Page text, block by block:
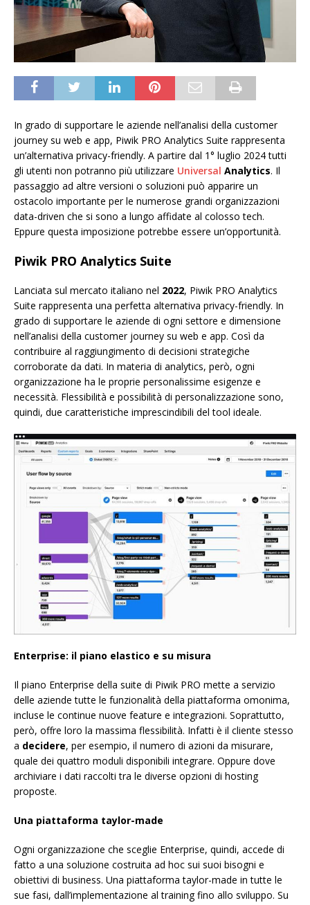
In grado di supportare le aziende nell’analisi della customer
journey su web e app, Piwik PRO Analytics Suite rappresenta
un’alternativa privacy-friendly. A partire dal 1° luglio 2024 tutti
gli utenti non potranno più utilizzare Universal Analytics. Il
passaggio ad altre versioni o soluzioni può apparire un
ostacolo importante per le numerose grandi organizzazioni
data-driven che si sono a lungo affidate al colosso tech.
Eppure questa imposizione potrebbe essere un’opportunità.
Piwik PRO Analytics Suite
Lanciata sul mercato italiano nel 2022, Piwik PRO Analytics
Suite rappresenta una perfetta alternativa privacy-friendly. In
grado di supportare le aziende di ogni settore e dimensione
nell’analisi della customer journey su web e app. Così da
contribuire al raggiungimento di decisioni strategiche
corroborate da dati. In materia di analytics, però, ogni
organizzazione ha le proprie personalissime esigenze e
necessità. Flessibilità e possibilità di personalizzazione sono,
quindi, due caratteristiche imprescindibili del tool ideale.
Enterprise: il piano elastico e su misura
Il piano Enterprise della suite di Piwik PRO mette a servizio
delle aziende tutte le funzionalità della piattaforma omonima,
incluse le continue nuove feature e integrazioni. Soprattutto,
però, offre loro la massima flessibilità. Infatti è il cliente stesso
a decidere, per esempio, il numero di azioni da misurare,
quale dei quattro moduli disponibili integrare. Oppure dove
archiviare i dati raccolti tra le diverse opzioni di hosting
proposte.
Una piattaforma taylor-made
Ogni organizzazione che sceglie Enterprise, quindi, accede di
fatto a una soluzione costruita ad hoc sui suoi bisogni e
obiettivi di business. Una piattaforma taylor-made in tutte le
sue fasi, dall’implementazione al training fino allo sviluppo. Su